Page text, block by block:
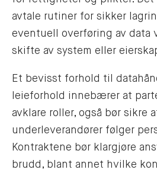
avtale rutiner for sikker
eventuell overføring av data
skifte av system eller
Et bevisst forhold til
leieforhold innebærer at
avklare roller, også bør sikre
underleverandører følger
Kontraktene bør klargjøre
brudd, blant annet hvilke